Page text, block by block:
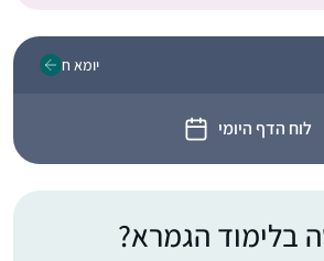
לוח הדף היומי
יומא ח
בלימוד הגמרא?